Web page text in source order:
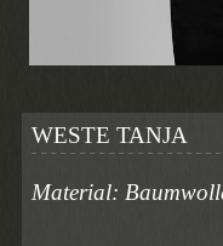
WESTE TANJA
Material: